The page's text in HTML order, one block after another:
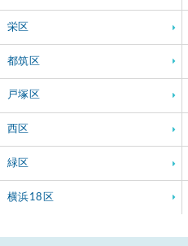
栄区
都筑区
戸塚区
西区
緑区
横浜18区